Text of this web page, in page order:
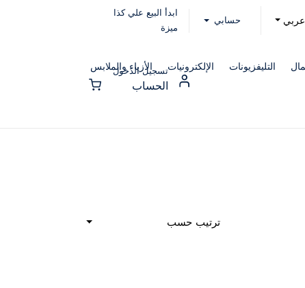
عربي حسابي
ابدأ البيع علي كذا
ميزة
التليفزيونات الإلكترونيات الأزياء والملابس
تسجيل الدخول
الحساب
ترتيب حسب